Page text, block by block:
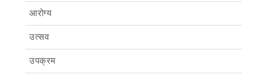
आरोग्य
उत्सव
उपक्रम